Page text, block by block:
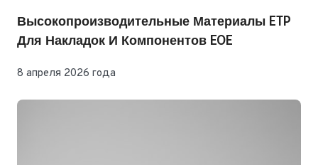
Высокопроизводительные Материалы ETP
Для Накладок И Компонентов EOE
8 апреля 2026 года